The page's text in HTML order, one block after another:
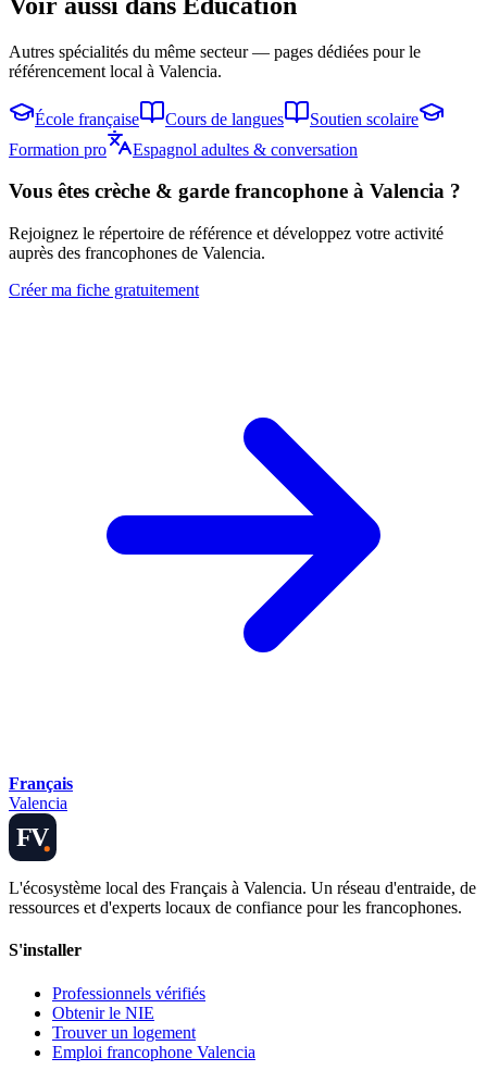
Autres spécialités du même secteur — pages dédiées pour le
référencement local à Valencia.
École française Cours de langues
Soutien scolaire
Formation pro
Espagnol adultes & conversation
Vous êtes crèche & garde francophone à Valencia ?
Rejoignez le répertoire de référence et développez votre activité
auprès des francophones de Valencia.
Créer ma fiche gratuitement
Français
Valencia
FV
L'écosystème local des Français à Valencia. Un réseau d'entraide, de
ressources et d'experts locaux de confiance pour les francophones.
S'installer
Professionnels vérifiés
Obtenir le NIE
Trouver un logement
Emploi francophone Valencia